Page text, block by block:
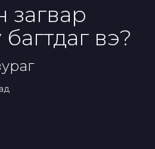
загвар
вэ?